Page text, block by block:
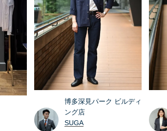
博多深見パーク ビルディ
ング店
SUGA